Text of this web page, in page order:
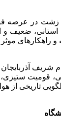
زشت در عرصه
ضعیف و
موثر
شریف
قومیت ستیزی،
تاریخی از